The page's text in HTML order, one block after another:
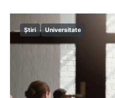
Știri Universitate